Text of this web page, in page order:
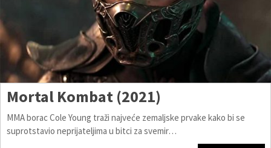
Mortal Kombat (2021)
MMA borac Cole Young traži najveće zemaljske prvake kako bi se
suprotstavio neprijateljima u bitci za svemir…